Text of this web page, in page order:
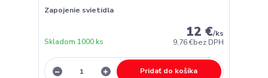
Zapojenie svietidla
12 €/ks
9,76 €bez DPH
Skladom 1000 ks
Pridať do košíka